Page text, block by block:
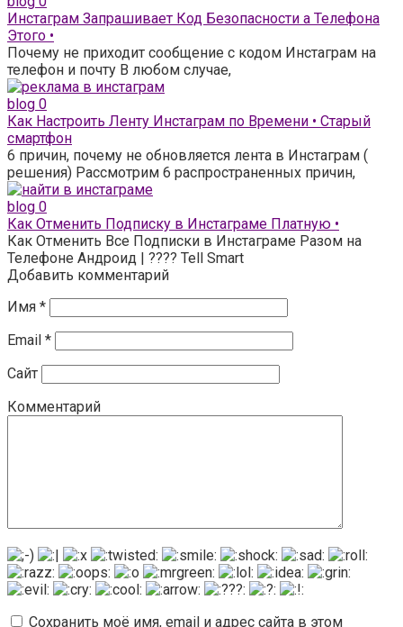
Инстаграм Запрашивает Код Безопасности а Телефона
Этого •
Почему не приходит сообщение с кодом Инстаграм на
телефон и почту В любом случае,
blog 0
Как Настроить Ленту Инстаграм по Времени • Старый
смартфон
6 причин, почему не обновляется лента в Инстаграм (
решения) Рассмотрим 6 распространенных причин,
blog 0
Как Отменить Подписку в Инстаграме Платную •
Как Отменить Все Подписки в Инстаграме Разом на
Телефоне Андроид | ???? Tell Smart
Добавить комментарий
Имя *
Email *
Сайт
Комментарий
Сохранить моё имя, email и адрес сайта в этом